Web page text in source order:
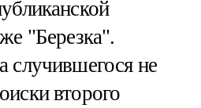
"Березка".
случившегося не
второго